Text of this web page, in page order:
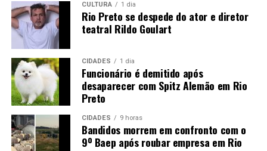
CULTURA 1 dia
Rio Preto se despede do ator e diretor
teatral Rildo Goulart
CIDADES 1 dia
Funcionário é demitido após
desaparecer com Spitz Alemão em Rio
Preto
CIDADES 9 horas
Bandidos morrem em confronto com o
9º Baep após roubar empresa em Rio